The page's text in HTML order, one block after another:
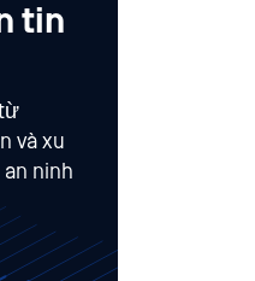
tin
và xu
ninh